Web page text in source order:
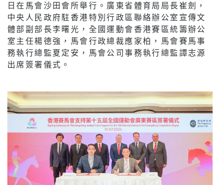
日在馬會沙田會所舉行。廣東省體育局局長崔劍，
中央人民政府駐香港特別行政區聯絡辦公室宣傳文
體部副部長李曙光，全國運動會香港賽區統籌辦公
室主任楊德強，馬會行政總裁應家柏，馬會賽馬事
務執行總監夏定安，馬會公司事務執行總監譚志源
出席簽署儀式。